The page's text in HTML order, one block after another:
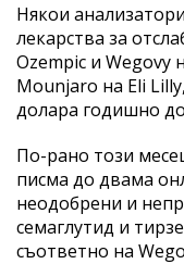
Някои
лекарства за
Ozempic и Wegovy
Mounjaro на Eli
долара годишно
По-рано този
писма до двама
неодобрени и
семаглутид и
съответно на